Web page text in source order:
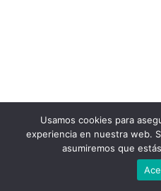
Usamos cookies para
experiencia en nuestra web.
asumiremos que